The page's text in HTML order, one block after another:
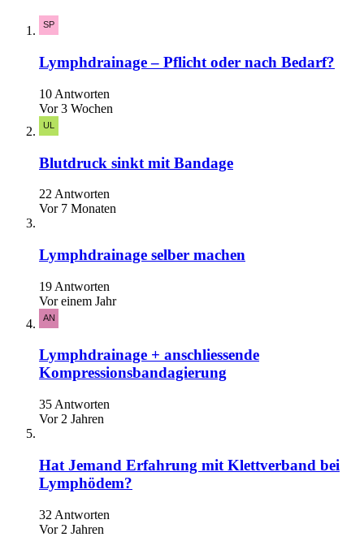
Lymphdrainage – Pflicht oder nach Bedarf?
10 Antworten
Vor 3 Wochen
Blutdruck sinkt mit Bandage
22 Antworten
Vor 7 Monaten
Lymphdrainage selber machen
19 Antworten
Vor einem Jahr
Lymphdrainage + anschliessende
Kompressionsbandagierung
35 Antworten
Vor 2 Jahren
Hat Jemand Erfahrung mit Klettverband bei
Lymphödem?
32 Antworten
Vor 2 Jahren